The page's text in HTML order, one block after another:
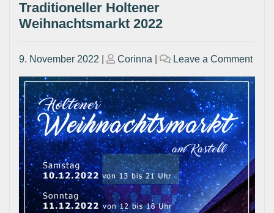
Traditioneller Holtener
Weihnachtsmarkt 2022
Posted
9. November 2022
Posted
Corinna Leave a Commenton